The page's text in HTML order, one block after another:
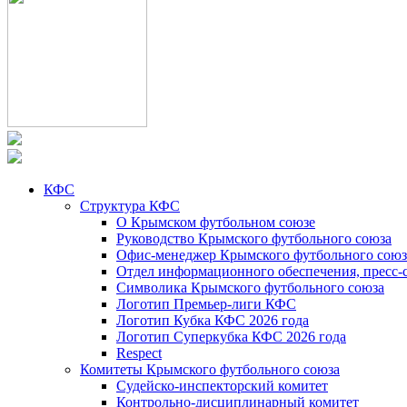
КФС
Структура КФС
О Крымском футбольном союзе
Руководство Крымского футбольного союза
Офис-менеджер Крымского футбольного
Отдел информационного обеспечения, пресс-
Символика Крымского футбольного союза
Логотип Премьер-лиги КФС
Логотип Кубка КФС 2026 года
Логотип Суперкубка КФС 2026 года
Respect
Комитеты Крымского футбольного союза
Судейско-инспекторский комитет
Контрольно-дисциплинарный комитет